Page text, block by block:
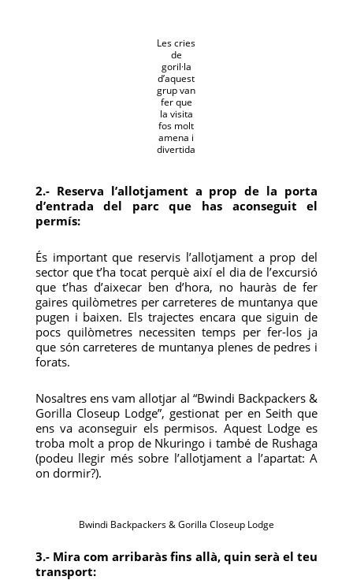
Les cries
de
goril·la
d’aquest
grup van
fer que
la visita
fos molt
amena i
divertida
2.- Reserva l’allotjament a prop de la porta
d’entrada del parc que has aconseguit el
permís:
És important que reservis l’allotjament a prop del
sector que t’ha tocat perquè així el dia de l’excursió
que t’has d’aixecar ben d’hora, no hauràs de fer
gaires quilòmetres per carreteres de muntanya que
pugen i baixen. Els trajectes encara que siguin de
pocs quilòmetres necessiten temps per fer-los ja
que són carreteres de muntanya plenes de pedres i
forats.
Nosaltres ens vam allotjar al “Bwindi Backpackers &
Gorilla Closeup Lodge”, gestionat per en Seith que
ens va aconseguir els permisos. Aquest Lodge es
troba molt a prop de Nkuringo i també de Rushaga
(podeu llegir més sobre l’allotjament a l’apartat: A
on dormir?).
Bwindi Backpackers & Gorilla Closeup Lodge
3.- Mira com arribaràs fins allà, quin serà el teu
transport: